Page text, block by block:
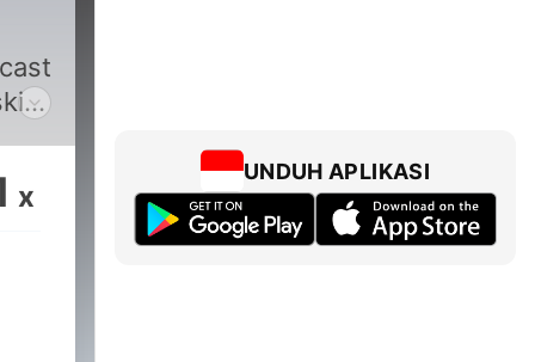
i
x
UNDUH APLIKASI